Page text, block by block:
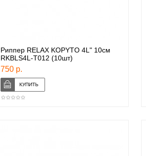
Риппер RELAX KOPYTO 4L" 10см
RKBLS4L-T012 (10шт)
750 р.